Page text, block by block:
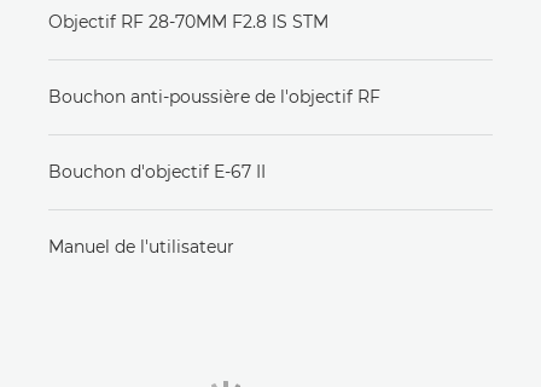
Objectif RF 28-70MM F2.8 IS STM
Bouchon anti-poussière de l'objectif RF
Bouchon d'objectif E-67 II
Manuel de l'utilisateur